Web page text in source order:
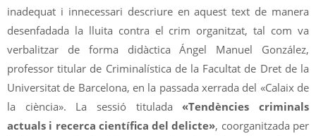
inadequat i innecessari descriure en aquest text de manera
desenfadada la lluita contra el crim organitzat, tal com va
verbalitzar de forma didàctica Ángel Manuel González,
professor titular de Criminalística de la Facultat de Dret de la
Universitat de Barcelona, ​​en la passada xerrada del «Calaix de
la ciència». La sessió titulada«Tendències criminals
actuals i recerca científica del delicte», coorganitzada per